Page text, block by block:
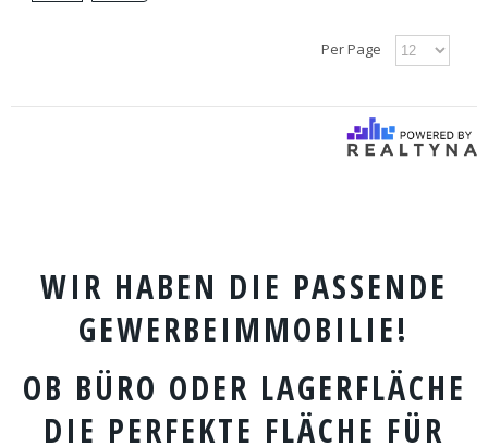
Per Page
WIR HABEN DIE PASSENDE
GEWERBEIMMOBILIE!
OB BÜRO ODER LAGERFLÄCHE
DIE PERFEKTE FLÄCHE FÜR